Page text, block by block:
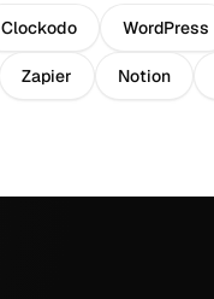
Clockodo WordPress
Zapier Notion